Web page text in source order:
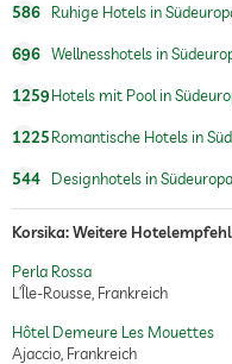
586 Ruhige Hotels in
696 Wellnesshotels in
1259Hotels mit Pool in
1225Romantische Hotels in
544 Designhotels in Südeuropa
Korsika: Weitere
Perla Rossa
LʼÎle-Rousse, Frankreich
Hôtel Demeure Les Mouettes
Ajaccio, Frankreich